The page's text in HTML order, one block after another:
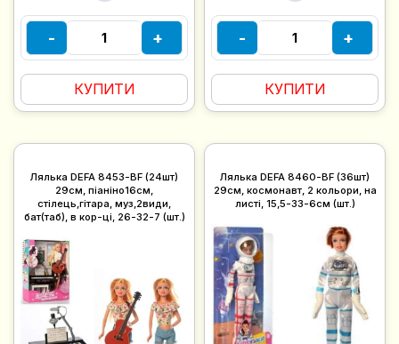
- +
КУПИТИ
- +
КУПИТИ
Лялька DEFA 8453-BF (24шт)
29см, піаніно16см,
стілець,гітара, муз,2види,
бат(таб), в кор-ці, 26-32-7 (шт.)
Лялька DEFA 8460-BF (36шт)
29см, космонавт, 2 кольори, на
листі, 15,5-33-6см (шт.)